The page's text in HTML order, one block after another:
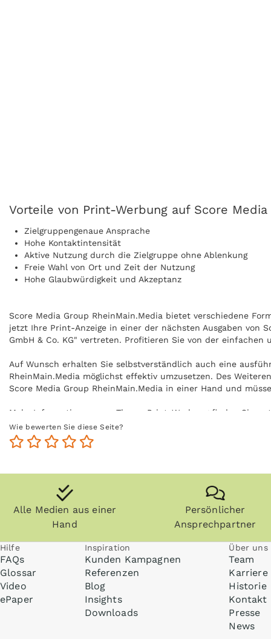
Vorteile von Print-Werbung auf Score Media
Zielgruppengenaue Ansprache
Hohe Kontaktintensität
Aktive Nutzung durch die Zielgruppe ohne Ablenkung
Freie Wahl von Ort und Zeit der Nutzung
Hohe Glaubwürdigkeit und Akzeptanz
Score Media Group RheinMain.Media bietet verschiedene
jetzt Ihre Print-Anzeige in einer der nächsten Ausgaben von
GmbH & Co. KG" vertreten. Profitieren Sie von der
Auf Wunsch erhalten Sie selbstverständlich auch eine
RheinMain.Media möglichst effektiv umzusetzen. Des
Score Media Group RheinMain.Media in einer Hand und
Mehr Informationen zum Thema Print-Werbung finden Sie
Wie bewerten Sie diese Seite?
Alle Medien aus einer
Hand
Persönlicher
Ansprechpartner
Hilfe
FAQs
Glossar
Video
ePaper
Inspiration
Kunden Kampagnen
Referenzen
Blog
Insights
Downloads
Über uns
Team
Karriere
Historie
Kontakt
Presse
News